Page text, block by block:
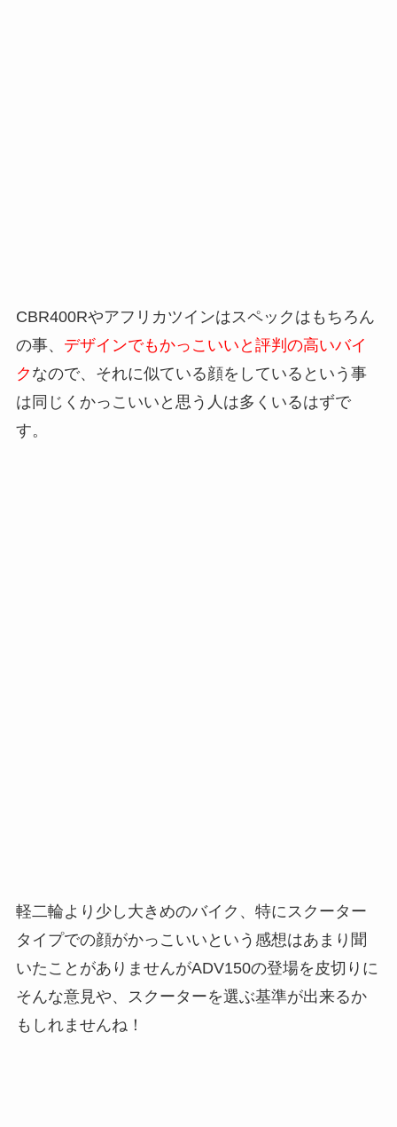
CBR400Rやアフリカツインはスペックはもちろん
の事、 デザインでもかっこいいと評判の高いバイ
ク なので、それに似ている顔をしているという事
は同じくかっこいいと思う人は多くいるはずで
す。
軽二輪より少し大きめのバイク、特にスクーター
タイプでの顔がかっこいいという感想はあまり聞
いたことがありませんがADV150の登場を皮切りに
そんな意見や、スクーターを選ぶ基準が出来るか
もしれませんね！